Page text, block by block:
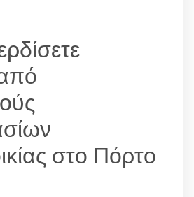
στο Πόρτο